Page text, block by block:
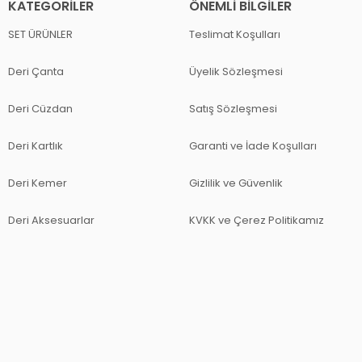
KATEGORILER
SET ÜRÜNLER
Deri Çanta
Deri Cüzdan
Deri Kartlık
Deri Kemer
Deri Aksesuarlar
ÖNEMLI BILGILER
Teslimat Koşulları
Üyelik Sözleşmesi
Satış Sözleşmesi
Garanti ve İade Koşulları
Gizlilik ve Güvenlik
KVKK ve Çerez Politikamız